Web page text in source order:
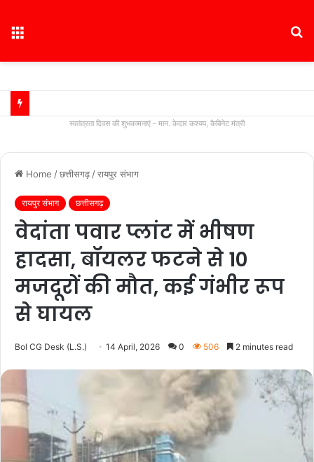
स्वतंत्रता दिवस की शुभकामनाएं - मान. केदार कश्यप, कैबिनेट मंत्री
Home /छत्तीसगढ़ /रायपुर संभाग
रायपुर संभाग छत्तीसगढ़
वेदांता पवार प्लांट में भीषण
हादसा, बॉयलर फटने से 10
मजदूरों की मौत, कई गंभीर रूप
से घायल
Bol CG Desk (L.S.) 14 April, 2026 0 506 2 minutes read